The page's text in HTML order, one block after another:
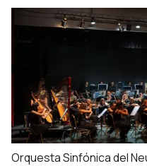
Orquesta Sinfónica del